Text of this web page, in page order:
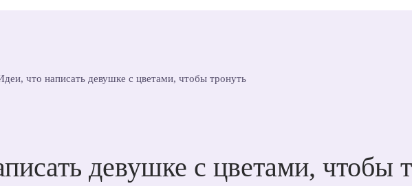
что написать девушке с цветами, чтобы тронуть
девушке с цветами, чтобы